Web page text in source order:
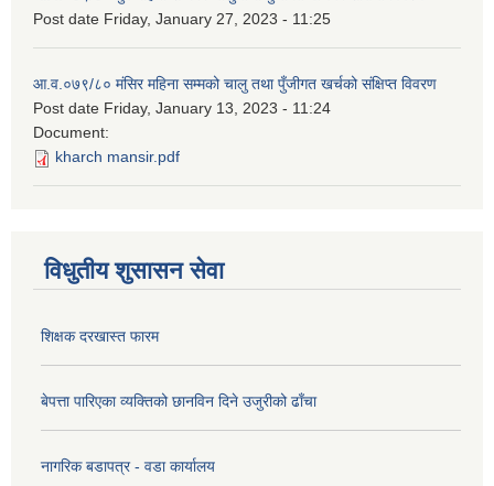
Post date Friday, January 27, 2023 - 11:25
आ.व.०७९/८० मंसिर महिना सम्मको चालु तथा पुँजीगत खर्चको संक्षिप्त विवरण
Post date Friday, January 13, 2023 - 11:24
Document:
kharch mansir.pdf
विधुतीय शुसासन सेवा
शिक्षक दरखास्त फारम
बेपत्ता पारिएका व्यक्तिको छानविन दिने उजुरीको ढाँचा
नागरिक बडापत्र - वडा कार्यालय